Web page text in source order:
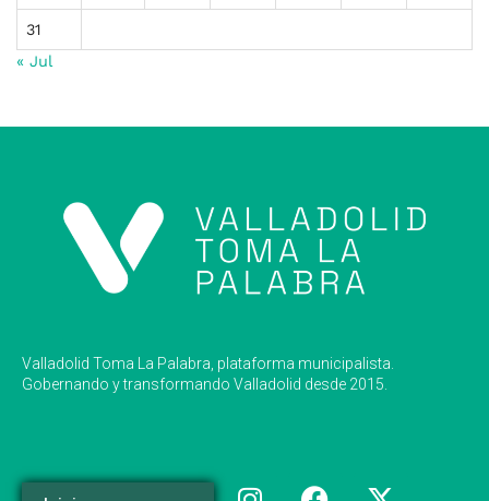
31
« Jul
Valladolid Toma La Palabra, plataforma municipalista.
Gobernando y transformando Valladolid desde 2015.